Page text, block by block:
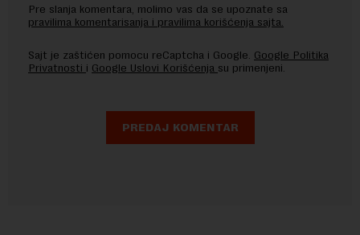
Pre slanja komentara, molimo vas da se upoznate sa
pravilima komentarisanja i pravilima korišćenja sajta.
Sajt je zaštićen pomocu reCaptcha i Google. Google Politika
Privatnosti i Google Uslovi Korišćenja su primenjeni.